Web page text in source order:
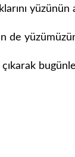
yüzümüzün